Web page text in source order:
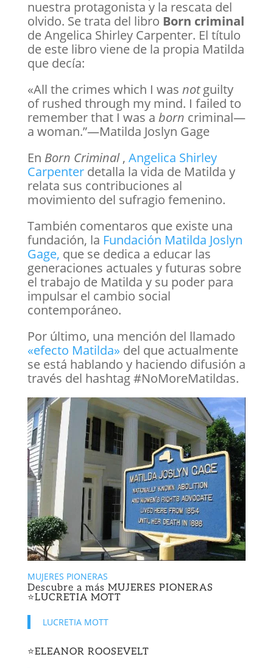
nuestra protagonista y la rescata del
olvido. Se trata del libro Born criminal
de Angelica Shirley Carpenter. El título
de este libro viene de la propia Matilda
que decía:
«All the crimes which I was notguilty
of rushed through my mind. I failed to
remember that I was a born criminal—
a woman.”—Matilda Joslyn Gage
En Born Criminal, Angelica Shirley
Carpenter detalla la vida de Matilda y
relata sus contribuciones al
movimiento del sufragio femenino.
También comentaros que existe una
fundación, la Fundación Matilda Joslyn
Gage, que se dedica a educar las
generaciones actuales y futuras sobre
el trabajo de Matilda y su poder para
impulsar el cambio social
contemporáneo.
Por último, una mención del llamado
«efecto Matilda» del que actualmente
se está hablando y haciendo difusión a
través del hashtag #NoMoreMatildas.
MUJERES PIONERAS
Descubre a más MUJERES PIONERAS
⭐️LUCRETIA MOTT
LUCRETIA MOTT
⭐️ELEANOR ROOSEVELT